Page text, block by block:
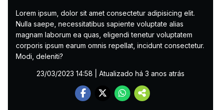
Lorem ipsum, dolor sit amet consectetur adipisicing elit.
Nulla saepe, necessitatibus sapiente voluptate alias
magnam laborum ea quas, eligendi tenetur voluptatem
corporis ipsum earum omnis repellat, incidunt consectetur.
Modi, deleniti?
23/03/2023 14:58 | Atualizado há 3 anos atrás